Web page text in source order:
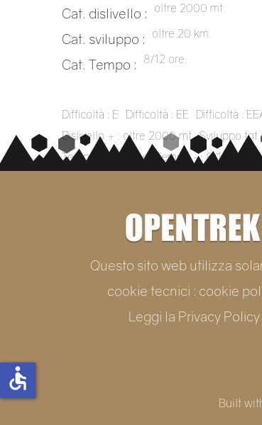
Cat. dislivello : oltre 2000 mt.
Cat. sviluppo : oltre 20 km.
Cat. Tempo : 8/12 ore.
Difficoltà : E Difficoltà : EE Difficoltà :
Dislivello + : oltre 2000 mt Sviluppo
Tempo ~ : 4/8 ore
Tempo ~ : 8/12 ore
Questo sito web utilizza
cookie tecnici : cookie
Leggi la Privacy Policy
Built
accessible